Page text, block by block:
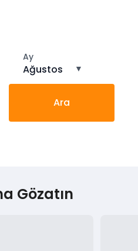
Ay
Ağustos ▼
Ara
Gözatın